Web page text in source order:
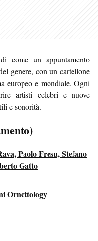
come un appuntamento
genere, con un cartellone
europeo e mondiale. Ogni
artisti celebri e nuove
e sonorità.
Paolo Fresu, Stefano
Gatto
Ornettology